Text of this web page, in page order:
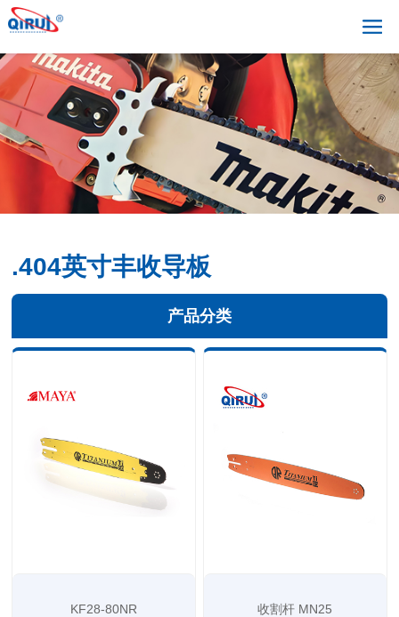
.404英寸丰收导板
产品分类
KF28-80NR 收割杆 MN25